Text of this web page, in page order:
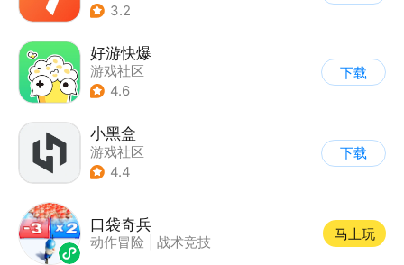
3.2
好游快爆
游戏社区
4.6
下载
小黑盒
游戏社区
4.4
下载
口袋奇兵
动作冒险 战术竞技
马上玩